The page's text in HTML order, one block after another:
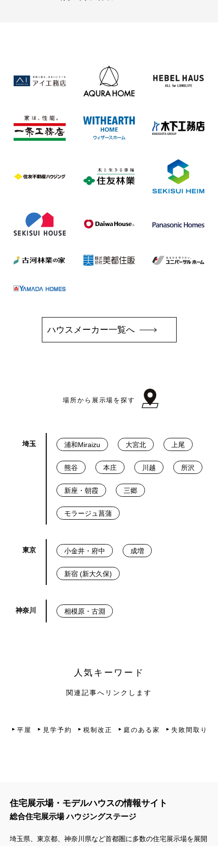
ハウスメーカー一覧へ
場所から展示場を探す
埼玉 浦和Miraizu 大宮北 上尾
熊谷 本庄 川越 所沢
新座・朝霞 三郷
モラージュ菖蒲
東京 小金井・府中 成増
新宿 (新大久保)
神奈川 相模原・古淵
人気キーワード
関連記事へリンクします
平屋 見学予約 税制改正 庭のある家 失敗間取り
住宅展示場・モデルハウスの情報サイト
総合住宅展示場 ハウジングステージ
埼玉県、東京都、神奈川県など首都圏に多数の住宅展示場を展開